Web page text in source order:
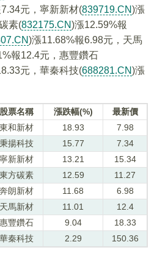
元，寧新新材(839719.CN)漲
素(832175.CN)漲12.59%報
)漲11.68%報6.98元，天馬
報12.4元，惠豐鑽石
元，華秦科技(688281.CN)漲
股票名稱 漲跌幅(%)
最新價
東和新材 18.93
7.98
秉揚科技 15.77
7.34
寧新新材 13.21
15.34
東方碳素 12.59
11.27
奔朗新材 11.68
6.98
天馬新材 11.01
12.4
惠豐鑽石 9.04
18.33
華秦科技 2.29 150.36